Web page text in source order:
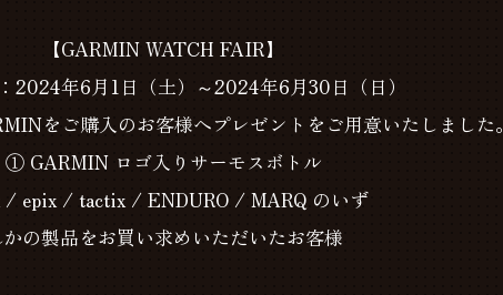
【GARMIN WATCH FAIR】
2024年6月1日（土）～2024年6月30日（日）
をご購入のお客様へプレゼントをご用意いたしました。
① GARMIN ロゴ入りサーモスボトル
/ epix / tactix / ENDURO / MARQ のいず
の製品をお買い求めいただいたお客様